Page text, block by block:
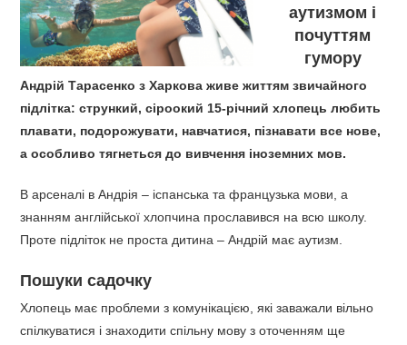
аутизмом і
почуттям
гумору
Андрій Тарасенко з Харкова живе життям звичайного
підлітка: стрункий, сіроокий 15-річний хлопець любить
плавати, подорожувати, навчатися, пізнавати все нове,
а особливо тягнеться до вивчення іноземних мов.
В арсеналі в Андрія – іспанська та французька мови, а
знанням англійської хлопчина прославився на всю школу.
Проте підліток не проста дитина – Андрій має аутизм.
Пошуки садочку
Хлопець має проблеми з комунікацією, які заважали вільно
спілкуватися і знаходити спільну мову з оточенням ще